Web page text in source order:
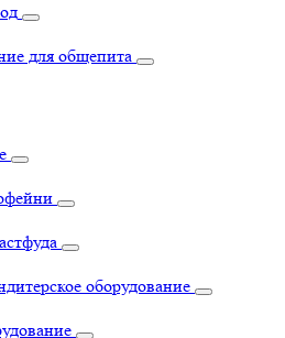
для общепита
оборудование